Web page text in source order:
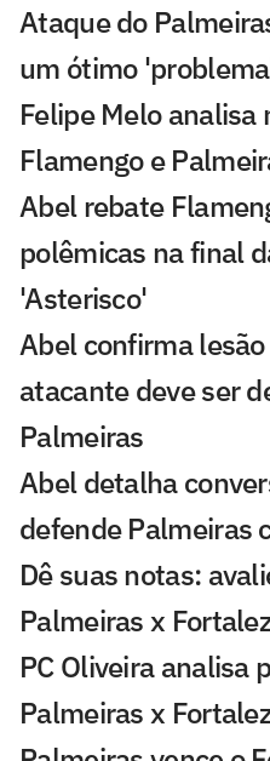
Ataque do
um ótimo
Felipe Melo
Flamengo e
Abel rebate
polêmicas na final
'Asterisco'
Abel confirma
atacante deve ser
Palmeiras
Abel detalha
defende Palmeiras
Dê suas notas:
Palmeiras x
PC Oliveira analisa
Palmeiras x